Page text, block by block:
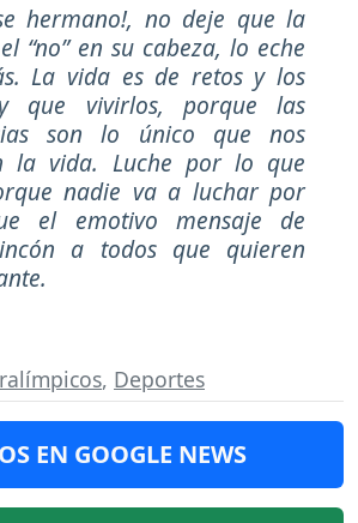
hermano!, no deje que la
“no” en su cabeza, lo eche
La vida es de retos y los
que vivirlos, porque las
son lo único que nos
la vida. Luche por lo que
nadie va a luchar por
el emotivo mensaje de
a todos que quieren
, Deportes
EN GOOGLE NEWS